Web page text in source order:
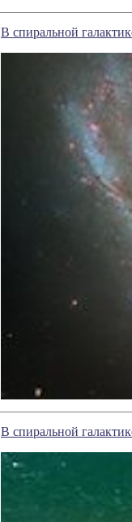
В спиральной
В спиральной